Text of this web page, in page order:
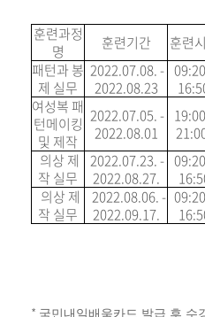
훈련과정
명
훈련기간 훈련
패턴과 봉
제 실무
2022.07.08. -
2022.08.23
여성복 패
턴메이킹
및 제작
2022.07.05. -
2022.08.01
의상 제
작 실무
2022.07.23. -
2022.08.27.
의상 제
작 실무
2022.08.06. -
2022.09.17.
* 국민내일배움카드 발급 후 수